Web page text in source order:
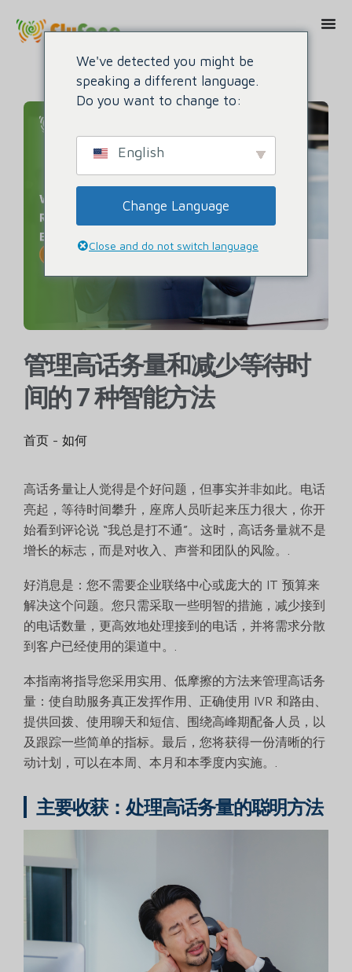
管理高话务量和减少等待时
间的 7 种智能方法
首页 - 如何
高话务量让人觉得是个好问题，但事实并非如此。电话
亮起，等待时间攀升，座席人员听起来压力很大，你开
始看到评论说 “我总是打不通”。这时，高话务量就不是
增长的标志，而是对收入、声誉和团队的风险。.
好消息是：您不需要企业联络中心或庞大的 IT 预算来
解决这个问题。您只需采取一些明智的措施，减少接到
的电话数量，更高效地处理接到的电话，并将需求分散
到客户已经使用的渠道中。.
本指南将指导您采用实用、低摩擦的方法来管理高话务
量：使自助服务真正发挥作用、正确使用 IVR 和路由、
提供回拨、使用聊天和短信、围绕高峰期配备人员，以
及跟踪一些简单的指标。最后，您将获得一份清晰的行
动计划，可以在本周、本月和本季度内实施。.
主要收获：处理高话务量的聪明方法
We've detected you might be
speaking a different language.
Do you want to change to:
English
Change Language
Close and do not switch language